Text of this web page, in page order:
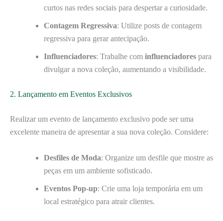
curtos nas redes sociais para despertar a curiosidade.
Contagem Regressiva: Utilize posts de contagem
regressiva para gerar antecipação.
Influenciadores: Trabalhe com influenciadores para
divulgar a nova coleção, aumentando a visibilidade.
2. Lançamento em Eventos Exclusivos
Realizar um evento de lançamento exclusivo pode ser uma
excelente maneira de apresentar a sua nova coleção. Considere:
Desfiles de Moda: Organize um desfile que mostre as
peças em um ambiente sofisticado.
Eventos Pop-up: Crie uma loja temporária em um
local estratégico para atrair clientes.